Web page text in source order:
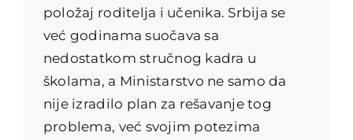
položaj roditelja i učenika. Srbija se
već godinama suočava sa
nedostatkom stručnog kadra u
školama, a Ministarstvo ne samo da
nije izradilo plan za rešavanje tog
problema, već svojim potezima